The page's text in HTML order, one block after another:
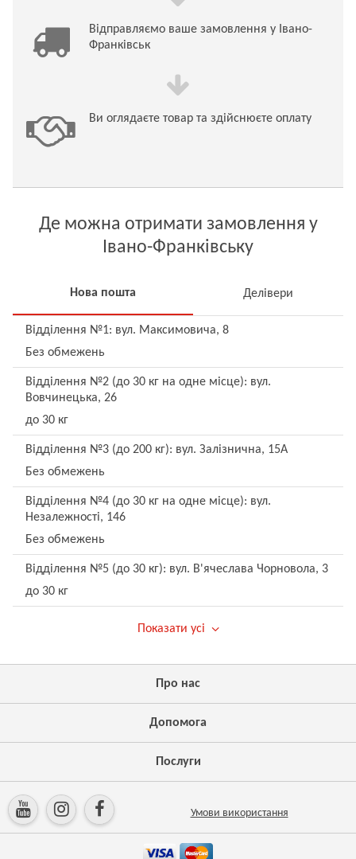
Відправляємо ваше замовлення у Івано-
Франківськ
Ви оглядаєте товар та здійснюєте оплату
Де можна отримати замовлення у
Івано-Франківську
Нова пошта Делівери
Відділення №1: вул. Максимовича, 8
Без обмежень
Відділення №2 (до 30 кг на одне місце): вул.
Вовчинецька, 26
до 30 кг
Відділення №3 (до 200 кг): вул. Залізнична, 15А
Без обмежень
Відділення №4 (до 30 кг на одне місце): вул.
Незалежності, 146
Без обмежень
Відділення №5 (до 30 кг): вул. В'ячеслава Чорновола, 3
до 30 кг
Показати усі
Про нас
Допомога
Послуги
Умови використання